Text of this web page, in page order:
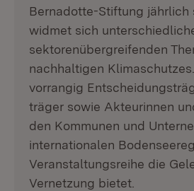
Bernadotte-Stiftung jährlich
widmet sich
sektorenübergreifenden
nachhaltigen
vorrangig
träger sowie Akteurinnen
den Kommunen und
internationalen
Veranstaltungsreihe die
Vernetzung bietet.